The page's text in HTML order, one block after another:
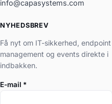
info@capasystems.com
NYHEDSBREV
Få nyt om IT-sikkerhed, endpoint
management og events direkte i
indbakken.
E-mail *